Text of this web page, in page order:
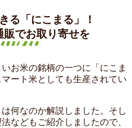
る「にこまる」！
でお取り寄せを
お米の銘柄の一つに「にこま
ート米としても生産されてい
何なのか解説しました。そし
などもご紹介しましたので、